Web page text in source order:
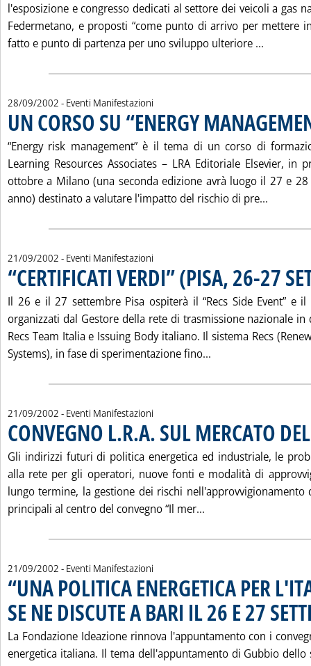
l'esposizione e congresso dedicati al settore dei veicoli a gas
Federmetano, e proposti “come punto di arrivo per mettere
fatto e punto di partenza per uno sviluppo ulteriore ...
28/09/2002 - Eventi Manifestazioni
UN CORSO SU “ENERGY
“Energy risk management” è il tema di un corso di
Learning Resources Associates – LRA Editoriale Elsevier,
ottobre a Milano (una seconda edizione avrà luogo il 27 e
anno) destinato a valutare l'impatto del rischio di pre...
21/09/2002 - Eventi Manifestazioni
“CERTIFICATI VERDI” (PISA, 26-27
Il 26 e il 27 settembre Pisa ospiterà il “Recs Side Event” e il
organizzati dal Gestore della rete di trasmissione nazionale
Recs Team Italia e Issuing Body italiano. Il sistema Recs
Systems), in fase di sperimentazione fino...
21/09/2002 - Eventi Manifestazioni
CONVEGNO L.R.A. SUL MERCATO
Gli indirizzi futuri di politica energetica ed industriale, le
alla rete per gli operatori, nuove fonti e modalità di
lungo termine, la gestione dei rischi nell'approvvigionamento
principali al centro del convegno “Il mer...
21/09/2002 - Eventi Manifestazioni
“UNA POLITICA ENERGETICA PER
SE NE DISCUTE A BARI IL 26 E 27
La Fondazione Ideazione rinnova l'appuntamento con i
energetica italiana. Il tema dell'appuntamento di Gubbio dello